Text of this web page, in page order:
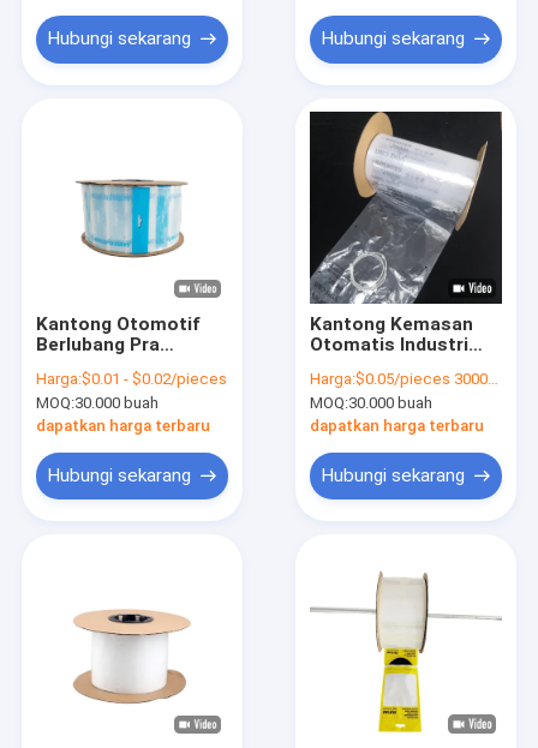
Video
Tentang Kami
Hubungi sekarang Hubungi sekarang
Kantong Otomotif
Berlubang Pra
Printed Plastic Untuk
Segel Panas
Otomatis
Harga:$0.01 - $0.02/pieces
MOQ:30.000 buah
dapatkan harga terbaru
Hubungi sekarang
Kantong Kemasan
Otomatis Industri
Untuk Pakaian
Sepatu Baju Rendah
Harga:$0.05/pieces 30000-299999 pieces
MOQ:30.000 buah
dapatkan harga terbaru
Hubungi sekarang